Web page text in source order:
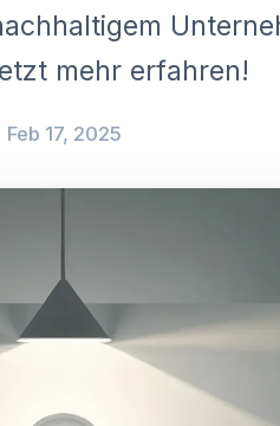
mehr erfahren!
Feb 17, 2025